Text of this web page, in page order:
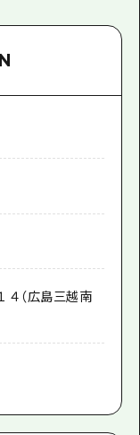
（広島三越南